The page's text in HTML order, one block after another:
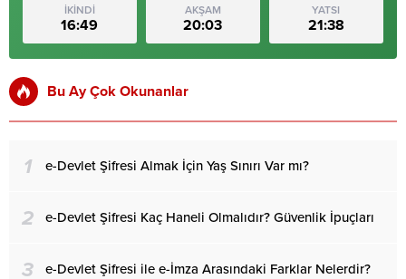
İKİNDİ
16:49
AKŞAM
20:03
YATSI
21:38
Bu Ay Çok Okunanlar
1 e-Devlet Şifresi Almak İçin Yaş Sınırı Var mı?
2 e-Devlet Şifresi Kaç Haneli Olmalıdır? Güvenlik İpuçları
3 e-Devlet Şifresi ile e-İmza Arasındaki Farklar Nelerdir?